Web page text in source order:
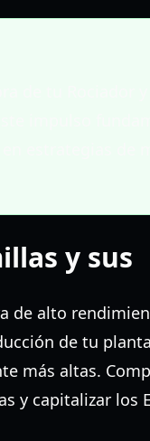
y sus
de alto
de tu
más altas.
y capitalizar los